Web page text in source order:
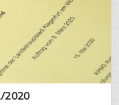
2020